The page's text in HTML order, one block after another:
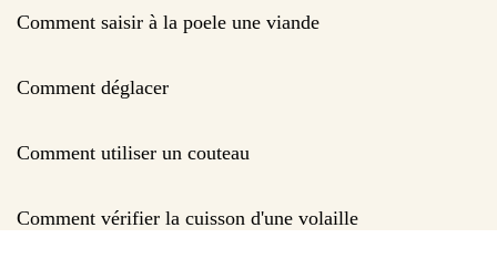
Comment saisir à la poele une viande
Comment déglacer
Comment utiliser un couteau
Comment vérifier la cuisson d'une volaille